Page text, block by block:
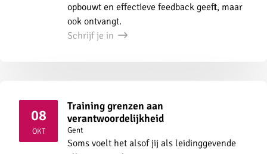
opbouwt en effectieve feedback geeft, maar
ook ontvangt.
Schrijf je in
08
OKT2026
Training grenzen aan
verantwoordelijkheid
Gent
Soms voelt het alsof jij als leidinggevende